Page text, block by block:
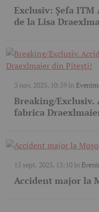
Exclusiv: Șefa ITM
de la Lisa
3 nov. 2025, 10:59în
Breaking/Exclusiv.
fabrica
15 sept. 2025, 13:10în
Accident major la